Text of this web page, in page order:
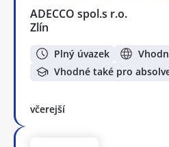
ADECCO spol.s r.o.
Zlín
Plný úvazek
Vhodné také pro
včerejší